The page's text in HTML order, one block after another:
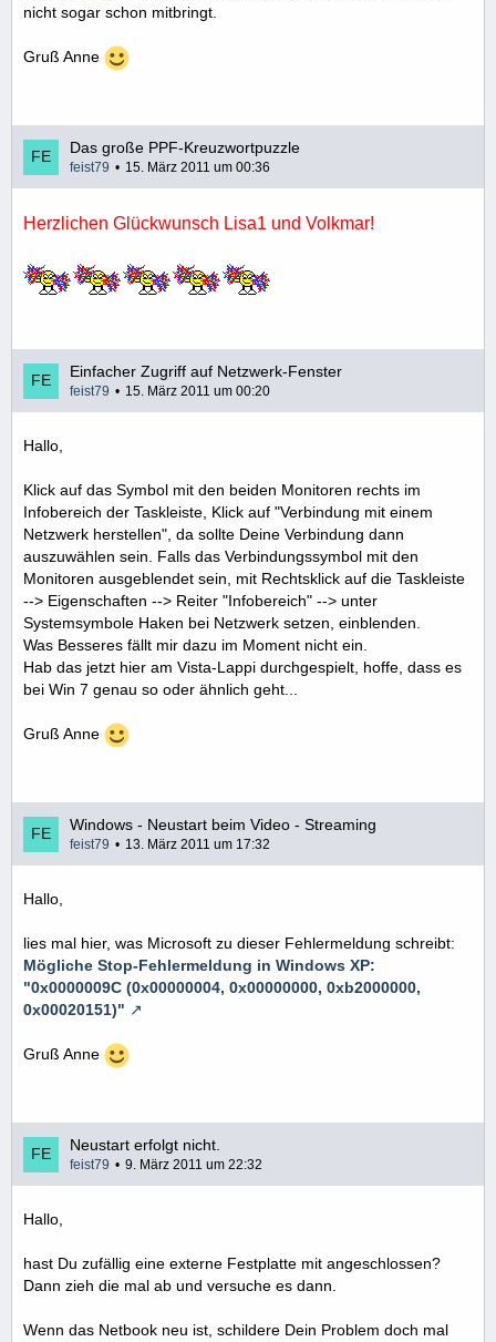
nicht sogar schon mitbringt.
Gruß Anne
Das große PPF-Kreuzwortpuzzle
feist79 15. März 2011 um 00:36
Herzlichen Glückwunsch Lisa1 und Volkmar!
Einfacher Zugriff auf Netzwerk-Fenster
feist79 15. März 2011 um 00:20
Hallo,
Klick auf das Symbol mit den beiden Monitoren rechts im
Infobereich der Taskleiste, Klick auf "Verbindung mit einem
Netzwerk herstellen", da sollte Deine Verbindung dann
auszuwählen sein. Falls das Verbindungssymbol mit den
Monitoren ausgeblendet sein, mit Rechtsklick auf die Taskleiste
--> Eigenschaften --> Reiter "Infobereich" --> unter
Systemsymbole Haken bei Netzwerk setzen, einblenden.
Was Besseres fällt mir dazu im Moment nicht ein.
Hab das jetzt hier am Vista-Lappi durchgespielt, hoffe, dass es
bei Win 7 genau so oder ähnlich geht...
Gruß Anne
Windows - Neustart beim Video - Streaming
feist79 13. März 2011 um 17:32
Hallo,
lies mal hier, was Microsoft zu dieser Fehlermeldung schreibt:
Mögliche Stop-Fehlermeldung in Windows XP:
"0x0000009C (0x00000004, 0x00000000, 0xb2000000,
0x00020151)"
Gruß Anne
Neustart erfolgt nicht.
feist79 9. März 2011 um 22:32
Hallo,
hast Du zufällig eine externe Festplatte mit angeschlossen?
Dann zieh die mal ab und versuche es dann.
Wenn das Netbook neu ist, schildere Dein Problem doch mal